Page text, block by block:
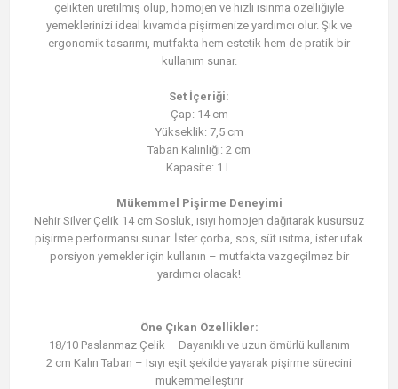
çelikten üretilmiş olup, homojen ve hızlı ısınma özelliğiyle
yemeklerinizi ideal kıvamda pişirmenize yardımcı olur. Şık ve
ergonomik tasarımı, mutfakta hem estetik hem de pratik bir
kullanım sunar.
Set İçeriği:
Çap: 14 cm
Yükseklik: 7,5 cm
Taban Kalınlığı: 2 cm
Kapasite: 1 L
Mükemmel Pişirme Deneyimi
Nehir Silver Çelik 14 cm Sosluk, ısıyı homojen dağıtarak kusursuz
pişirme performansı sunar. İster çorba, sos, süt ısıtma, ister ufak
porsiyon yemekler için kullanın – mutfakta vazgeçilmez bir
yardımcı olacak!
Öne Çıkan Özellikler:
18/10 Paslanmaz Çelik – Dayanıklı ve uzun ömürlü kullanım
2 cm Kalın Taban – Isıyı eşit şekilde yayarak pişirme sürecini
mükemmelleştirir